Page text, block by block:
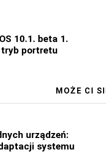
10.1. beta 1.
tryb portretu
MOŻE CI
urządzeń:
systemu